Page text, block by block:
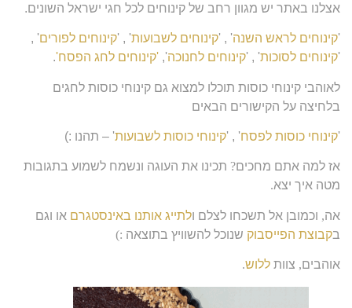
אצלנו באתר יש מגוון רחב של קינוחים לכל חגי ישראל השונים.
'קינוחים לראש השנה' , 'קינוחים לשבועות' , 'קינוחים לפורים' ,
'קינוחים לסוכות' , 'קינוחים לחנוכה', 'קינוחים לחג הפסח'.
לאוהבי קינוחי כוסות תוכלו למצוא גם קינוחי כוסות לחגים
בלחיצה על הקישורים הבאים
'קינוחי כוסות לפסח' , 'קינוחי כוסות לשבועות' – תהנו :)
אז למה אתם מחכים? תכינו את העוגה ונשמח לשמוע בתגובות
מטה איך יצא.
אה, וכמובן אל תשכחו לצלם ולתייג אותנו באינסטגרם או וגם
בקבוצת הפייסבוק שנוכל להשוויץ בתוצאה :)
אוהבים, צוות ללוש.